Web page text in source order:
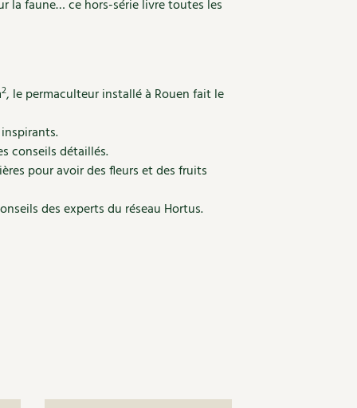
la faune… ce hors-série livre toutes les
2, le permaculteur installé à Rouen fait le
conseils détaillés.
pour avoir des fleurs et des fruits
des experts du réseau Hortus.